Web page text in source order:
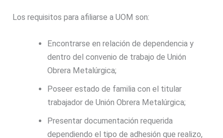
Los requisitos para afiliarse a UOM son:
Encontrarse en relación de dependencia y
dentro del convenio de trabajo de Unión
Obrera Metalúrgica;
Poseer estado de familia con el titular
trabajador de Unión Obrera Metalúrgica;
Presentar documentación requerida
dependiendo el tipo de adhesión que realizo,